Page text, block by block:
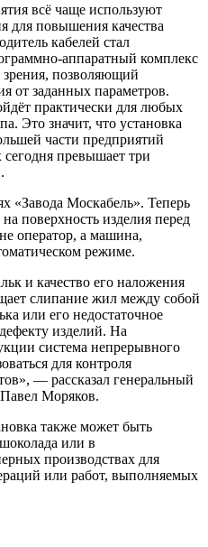
всё чаще используют
для повышения качества
кабелей стал
аппаратный комплекс
зрения, позволяющий
от заданных параметров.
практически для любых
Это значит, что установка
части предприятий
превышает три
«Завода Москабель». Теперь
поверхность изделия перед
оператор, а машина,
режиме.
и качество его наложения
слипание жил между собой
или его недостаточное
изделий. На
система непрерывного
для контроля
— рассказал генеральный
Моряков.
также может быть
или в
производствах для
или работ, выполняемых